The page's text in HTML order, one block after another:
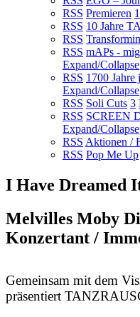
RSS Premieren 1
RSS 10 Jahre
RSS
RSS mAPs -
Expand/Collapse
RSS 1700 Jahre
Expand/Collapse
RSS Soli Cuts 3
RSS SCREEN
Expand/Collapse
RSS Aktionen /
RSS Pop Me Up
I Have Dreamed
Melvilles Moby
Konzertant /
Gemeinsam mit dem
präsentiert